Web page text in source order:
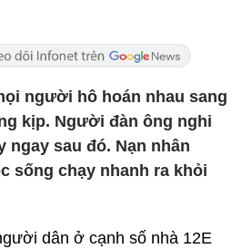
người hô hoán nhau sang
kịp. Người đàn ông nghi
ngay sau đó. Nạn nhân
sống chạy nhanh ra khỏi
dân ở cạnh số nhà 12E